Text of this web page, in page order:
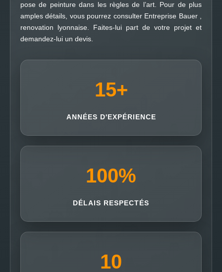
pose de peinture dans les règles de l’art. Pour de plus
amples détails, vous pourrez consulter Entreprise Bauer ,
renovation lyonnaise. Faites-lui part de votre projet et
demandez-lui un devis.
15+
ANNÉES D'EXPÉRIENCE
100%
DÉLAIS RESPECTÉS
10